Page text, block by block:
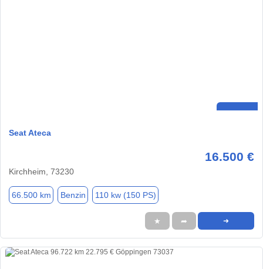
Seat Ateca
16.500 €
Kirchheim, 73230
66.500 km Benzin 110 kw (150 PS)
★ ➦ ➜